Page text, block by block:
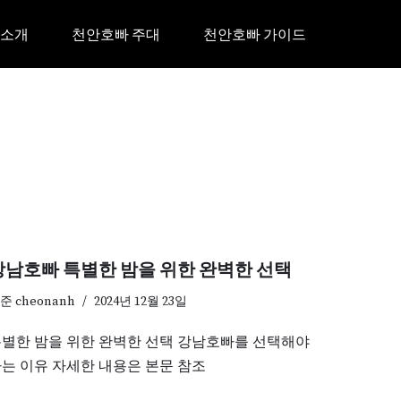
개 천안호빠 주대 천안호빠 가이드
남호빠 특별한 밤을 위한 완벽한 선택
cheonanh 2024년 12월 23일
한 밤을 위한 완벽한 선택 강남호빠를 선택해야
이유 자세한 내용은 본문 참조